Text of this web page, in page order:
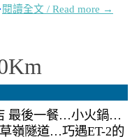
閱讀全文 / Read more →
最後一餐…小火鍋…
嶺隧道…巧遇ET-2的